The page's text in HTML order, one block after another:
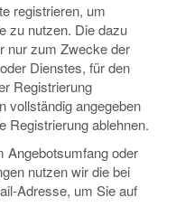
registrieren, um
zu nutzen. Die dazu
nur zum Zwecke der
Dienstes, für den
Registrierung
vollständig angegeben
Registrierung ablehnen.
Angebotsumfang oder
nutzen wir die bei
Adresse, um Sie auf